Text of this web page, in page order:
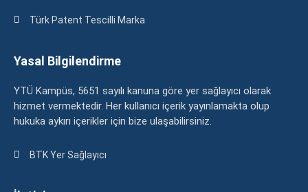
Türk Patent Tescilli Marka
Yasal Bilgilendirme
YTÜ Kampüs, 5651 sayılı kanuna göre yer sağlayıcı olarak
hizmet vermektedir. Her kullanıcı içerik yayınlamakta olup
hukuka aykırı içerikler için bize ulaşabilirsiniz.
BTK Yer Sağlayıcı